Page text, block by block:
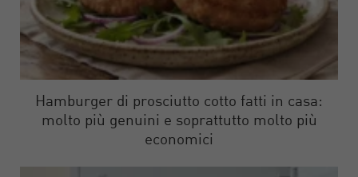
Hamburger di prosciutto cotto fatti in casa:
molto più genuini e soprattutto molto più
economici